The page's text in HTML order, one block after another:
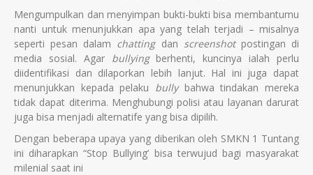
Mengumpulkan dan menyimpan bukti-bukti bisa membantumu
nanti untuk menunjukkan apa yang telah terjadi – misalnya
seperti pesan dalam chatting dan screenshotpostingan di
media sosial. Agar bullyingberhenti, kuncinya ialah perlu
diidentifikasi dan dilaporkan lebih lanjut. Hal ini juga dapat
menunjukkan kepada pelaku bully bahwa tindakan mereka
tidak dapat diterima. Menghubungi polisi atau layanan darurat
juga bisa menjadi alternatife yang bisa dipilih.
Dengan beberapa upaya yang diberikan oleh SMKN 1 Tuntang
ini diharapkan “Stop Bullying’ bisa terwujud bagi masyarakat
milenial saat ini